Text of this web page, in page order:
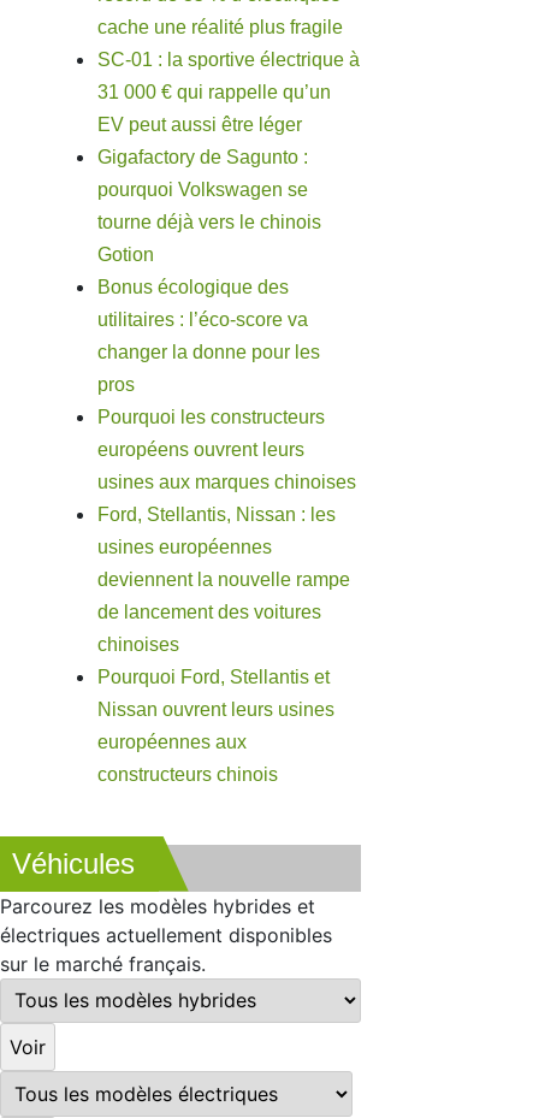
cache une réalité plus fragile
SC-01 : la sportive électrique à
31 000 € qui rappelle qu’un
EV peut aussi être léger
Gigafactory de Sagunto :
pourquoi Volkswagen se
tourne déjà vers le chinois
Gotion
Bonus écologique des
utilitaires : l’éco-score va
changer la donne pour les
pros
Pourquoi les constructeurs
européens ouvrent leurs
usines aux marques chinoises
Ford, Stellantis, Nissan : les
usines européennes
deviennent la nouvelle rampe
de lancement des voitures
chinoises
Pourquoi Ford, Stellantis et
Nissan ouvrent leurs usines
européennes aux
constructeurs chinois
Véhicules
Parcourez les modèles hybrides et
électriques actuellement disponibles
sur le marché français.